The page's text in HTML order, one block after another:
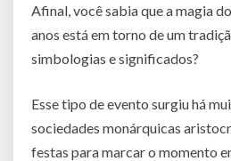
Afinal, você sabia que a magia
anos está em torno de um
simbologias e significados?
Esse tipo de evento surgiu há
sociedades monárquicas
festas para marcar o momento